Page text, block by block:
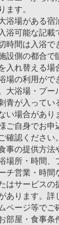
ます。
浴場がある
浴可能な記載
時間は入浴で
設側の都合で
入れ替える場
場の利用がで
大浴場・プー
青が入ってい
い場合があり
ご自身でお申
確認ください。
事の提供方
場所・時間、
チ営業・時間
はサービスの
あります。詳
ページ等でご
部屋・食事